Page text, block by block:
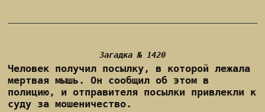
Загадка № 1420
Человек получил посылку, в которой лежала
мертвая мышь. Он сообщил об этом в
полицию, и отправителя посылки привлекли к
суду за мошеничество.